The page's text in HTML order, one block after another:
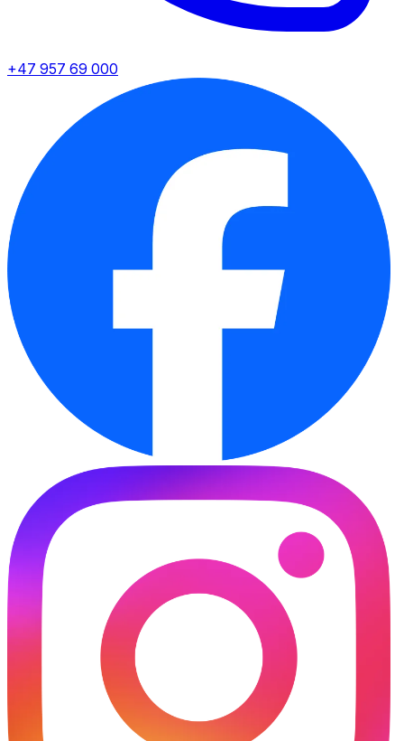
+47 957 69 000